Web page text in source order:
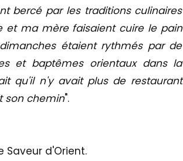
bercé par les traditions culinaires
et ma mère faisaient cuire le pain
étaient rythmés par de
et baptêmes orientaux dans la
qu'il n'y avait plus de restaurant
son chemin".
Saveur d'Orient.